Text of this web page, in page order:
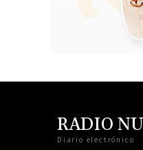
RADIO
Diario electrónico